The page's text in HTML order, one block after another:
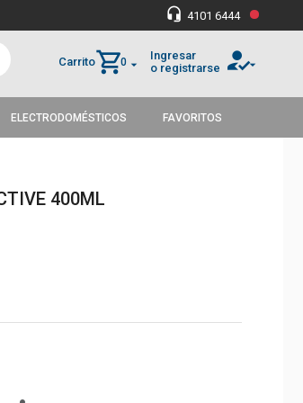
headset_mic 4101 6444 •
Carritoshopping_cart0 arrow_drop_down
Ingresar
o registrarse how_to_reg
arrow_drop_down
ELECTRODOMÉSTICOS FAVORITOS
400ML